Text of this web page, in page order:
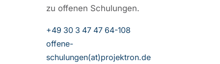
zu offenen Schulungen.
+49 30 3 47 47 64-108
offene-
schulungen(at)projektron.de